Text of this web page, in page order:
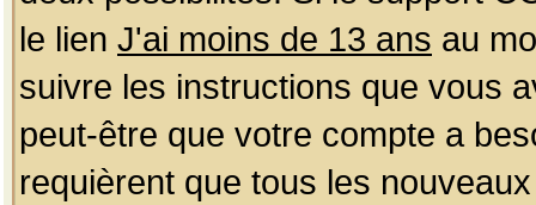
le lien J'ai moins de 13 ans au
suivre les instructions que vous
peut-être que votre compte a
requièrent que tous les